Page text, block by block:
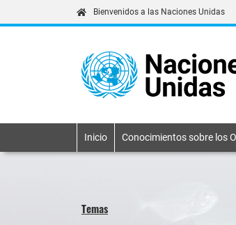
Bienvenidos a las Naciones Unidas
Primary
Inicio Conocimientos sobre los
Temas